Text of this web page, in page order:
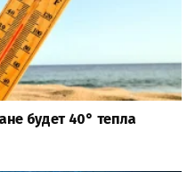
будет 40° тепла